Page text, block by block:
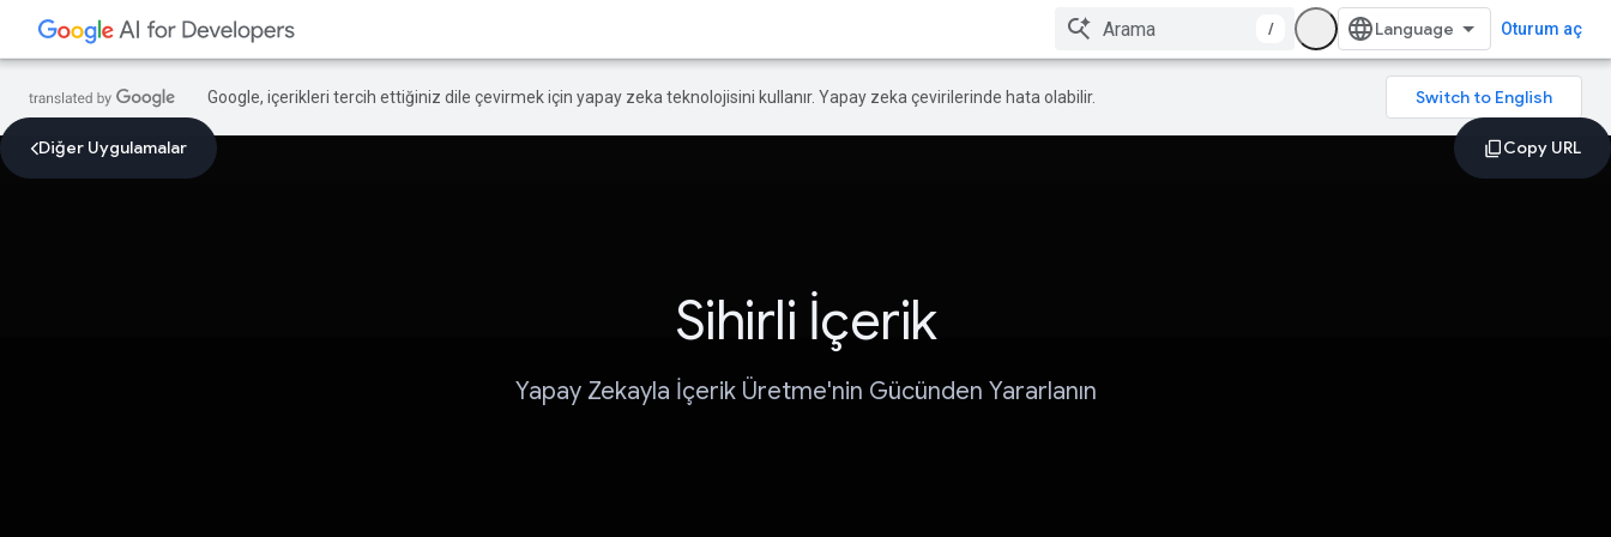
/ Oturum aç
Google, içerikleri tercih ettiğiniz dile çevirmek için yapay zeka teknolojisini kullanır. Yapay zeka çevirilerinde hata olabilir.
Diğer Uygulamalar
Sihirli İçerik
Yapay Zekayla İçerik Üretme'nin Gücünden Yararlanın